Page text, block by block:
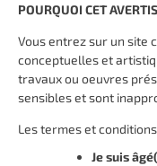
POURQUOI CET
Vous entrez sur un site
conceptuelles et
travaux ou oeuvres
sensibles et sont
Les termes et
Je suis